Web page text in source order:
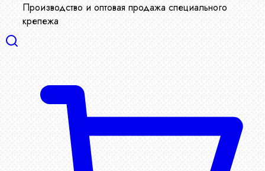
Производство и оптовая продажа специального
крепежа